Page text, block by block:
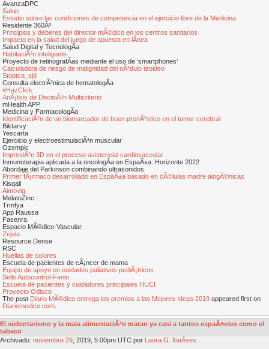
AvanzaDPC
Salup
Estudio sobre las condiciones de competencia en el ejercicio libre de la Medicina
Residente 360Âº
Principios y deberes del director mÃ©dico en los centros sanitarios
Impacto en la salud del juego de apuesta en lÃ­nea
Salud Digital y TecnologÃ­a
HabitaciÃ³n inteligente
Proyecto de retinografÃ­as mediante el uso de ‘smartphones’
Calculadora de riesgo de malignidad del nÃ³dulo tiroideo
Stoptca_sjd
Consulta electrÃ³nica de hematologÃ­a
#HazClick
AnÃ¡lisis de DecisiÃ³n Multicriterio
mHealth APP
Medicina y FarmacologÃ­a
IdentificaciÃ³n de un biomarcador de buen pronÃ³stico en el tumor cerebral
Biktarvy
Yescarta
Ejercicio y electroestimulaciÃ³n muscular
Ozempic
ImpresiÃ³n 3D en el proceso asistencial cardiovascular
Inmunoterapia aplicada a la oncologÃ­a en EspaÃ±a: Horizonte 2022
Abordaje del Parkinson combinando ultrasonidos
Primer fÃ¡rmaco desarrollado en EspaÃ±a basado en cÃ©lulas madre alogÃ©nicas
Kisqali
Aimovig
MelatoZinc
Trmfya
App Raussa
Fasenra
Espacio MÃ©dico-Vascular
Zejula
Resource Dense
RSC
Huellas de colores
Escuela de pacientes de cÃ¡ncer de mama
Equipo de apoyo en cuidados paliativos pediÃ¡tricos
Sello Autocontrol-Fenin
Escuela de pacientes y cuidadores principales HUCI
Proyecto Odisco
The post Diario MÃ©dico entrega los premios a las Mejores Ideas 2019 appeared first on
Diariomedico.com
El sedentarismo y la mala alimentaciÃ³n matan ya casi a tantos espaÃ±oles como el
tabaco
Archivado: noviembre 29 , 2019, 5:00pm UTC por Laura G. IbaÃ±es